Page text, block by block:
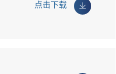
点击下载